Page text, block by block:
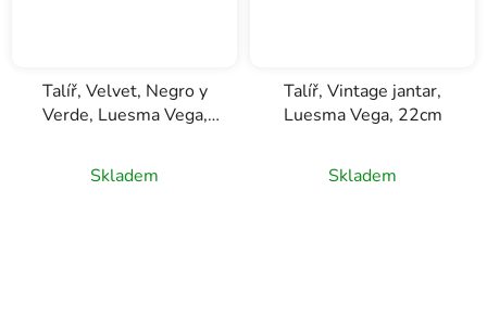
Talíř, Velvet, Negro y
Verde, Luesma Vega,
Skladem
Talíř, Vintage jantar,
Luesma Vega, 22cm
Skladem